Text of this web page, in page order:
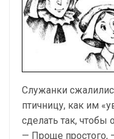
Служанки
птичницу, как им
сделать так, чтобы
— Проще простого,